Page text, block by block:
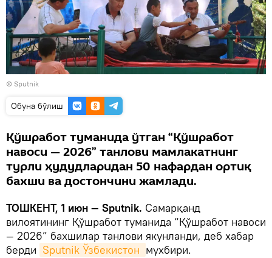
© Sputnik
Oбуна бўлиш
Қўшработ туманида ўтган “Қўшработ
навоси — 2026” танлови мамлакатнинг
турли ҳудудларидан 50 нафардан ортиқ
бахши ва достончини жамлади.
ТОШКЕНТ, 1 июн — Sputnik. Самарқанд
вилоятининг Қўшработ туманида “Қўшработ навоси
— 2026” бахшилар танлови якунланди, деб хабар
берди Sputnik Ўзбекистон мухбири.